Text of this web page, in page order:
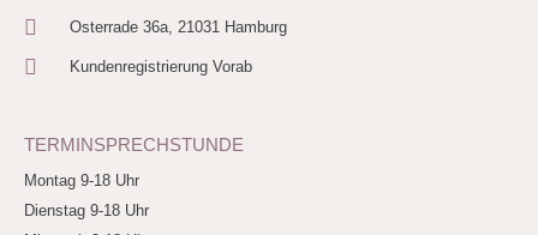
Osterrade 36a, 21031 Hamburg
Kundenregistrierung Vorab
TERMINSPRECHSTUNDE
Montag 9-18 Uhr
Dienstag 9-18 Uhr